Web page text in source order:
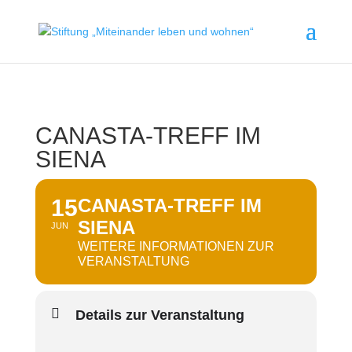
CANASTA-TREFF IM
SIENA
15
JUN
CANASTA-TREFF IM
SIENA
WEITERE INFORMATIONEN ZUR
VERANSTALTUNG
Details zur Veranstaltung